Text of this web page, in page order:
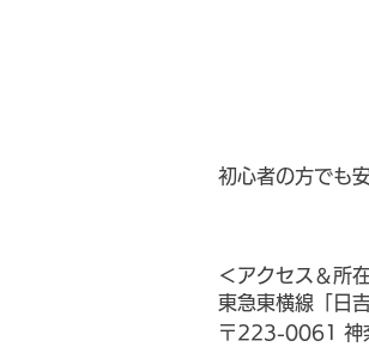
初心者の方でも
＜アクセス＆所
東急東横線「日
〒223-0061 神